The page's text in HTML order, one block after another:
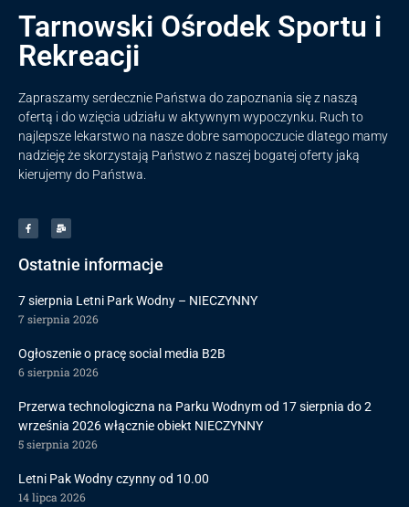
Tarnowski Ośrodek Sportu i
Rekreacji
Zapraszamy serdecznie Państwa do zapoznania się z naszą
ofertą i do wzięcia udziału w aktywnym wypoczynku. Ruch to
najlepsze lekarstwo na nasze dobre samopoczucie dlatego mamy
nadzieję że skorzystają Państwo z naszej bogatej oferty jaką
kierujemy do Państwa.
Ostatnie informacje
7 sierpnia Letni Park Wodny – NIECZYNNY
7 sierpnia 2026
Ogłoszenie o pracę social media B2B
6 sierpnia 2026
Przerwa technologiczna na Parku Wodnym od 17 sierpnia do 2
września 2026 włącznie obiekt NIECZYNNY
5 sierpnia 2026
Letni Pak Wodny czynny od 10.00
14 lipca 2026